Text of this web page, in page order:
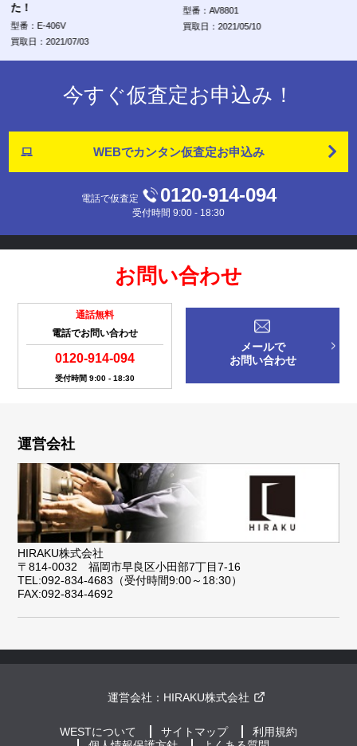
た！
型番：E-406V
買取日：2021/07/03
型番：AV8801
買取日：2021/05/10
今すぐ仮査定お申込み！
WEBでカンタン仮査定お申込み
電話で仮査定 0120-914-094
受付時間 9:00 - 18:30
お問い合わせ
通話無料
電話でお問い合わせ
0120-914-094
受付時間 9:00 - 18:30
メールで
お問い合わせ
運営会社
HIRAKU株式会社
〒814-0032 福岡市早良区小田部7丁目7-16
TEL:092-834-4683（受付時間9:00～18:30）
FAX:092-834-4692
運営会社： HIRAKU株式会社
WESTについて サイトマップ
利用規約